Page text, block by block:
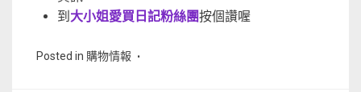
到 大小姐愛買日記粉絲團按個讚喔
Posted in 購物情報